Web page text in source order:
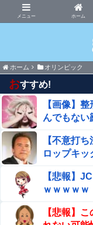
ホーム
まにゅそ
ホーム オリンピック
おすすめ!
【画像】
んでもな
【不意打
ロップキ
【悲報】
ｗｗｗｗｗ
【悲報】